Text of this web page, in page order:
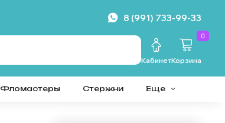
8 (991) 733-99-33
КабинетКорзина
0
Фломастеры Стержни Еще